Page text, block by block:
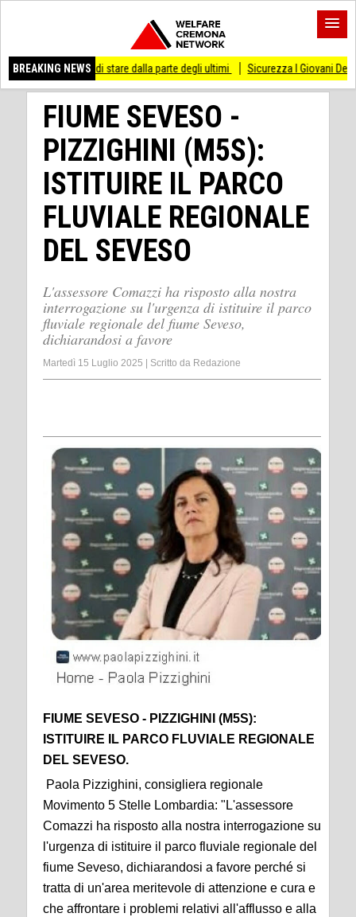
BREAKING NEWS
di stare dalla parte degli ultimi Sicurezza I Giovani Democratici
FIUME SEVESO -
PIZZIGHINI (M5S):
ISTITUIRE IL PARCO
FLUVIALE REGIONALE
DEL SEVESO
L'assessore Comazzi ha risposto alla nostra
interrogazione su l'urgenza di istituire il parco
fluviale regionale del fiume Seveso,
dichiarandosi a favore
Martedì 15 Luglio 2025 Scritto da Redazione
FIUME SEVESO - PIZZIGHINI (M5S):
ISTITUIRE IL PARCO FLUVIALE REGIONALE
DEL SEVESO.
Paola Pizzighini, consigliera regionale
Movimento 5 Stelle Lombardia: "L'assessore
Comazzi ha risposto alla nostra interrogazione su
l'urgenza di istituire il parco fluviale regionale del
fiume Seveso, dichiarandosi a favore perché si
tratta di un'area meritevole di attenzione e cura e
che affrontare i problemi relativi all'afflusso e alla